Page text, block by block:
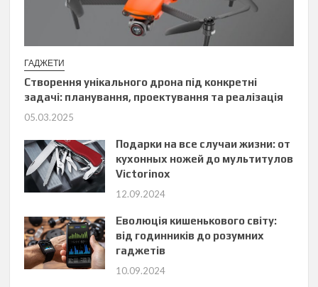
ГАДЖЕТИ
Створення унікального дрона під конкретні
задачі: планування, проектування та реалізація
05.03.2025
Подарки на все случаи жизни: от
кухонных ножей до мультитулов
Victorinox
12.09.2024
Еволюція кишенькового світу:
від годинників до розумних
гаджетів
10.09.2024